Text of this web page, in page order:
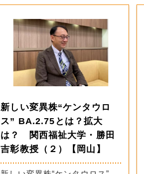
新しい変異株“ケンタウロ
ス” BA.2.75とは？拡大
は？ 関西福祉大学・勝田
吉彰教授（２）【岡山】